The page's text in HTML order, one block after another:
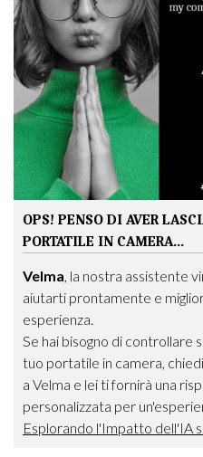
OPS! PENSO DI AVER
PORTATILE IN CAMERA...
Velma, la nostra assistente
aiutarti prontamente e
esperienza.
Se hai bisogno di controllare
tuo portatile in camera,
a Velma e lei ti fornirà una
personalizzata per
Esplorando l'Impatto dell'IA